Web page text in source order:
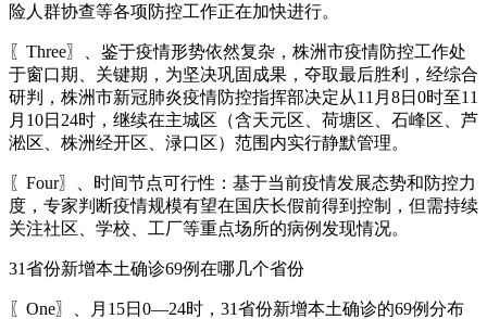
险人群协查等各项防控工作正在加快进行。
〖Three〗、鉴于疫情形势依然复杂，株洲市疫情防控工作处
于窗口期、关键期，为坚决巩固成果，夺取最后胜利，经综合
研判，株洲市新冠肺炎疫情防控指挥部决定从11月8日0时至11
月10日24时，继续在主城区（含天元区、荷塘区、石峰区、芦
淞区、株洲经开区、渌口区）范围内实行静默管理。
〖Four〗、时间节点可行性：基于当前疫情发展态势和防控力
度，专家判断疫情规模有望在国庆长假前得到控制，但需持续
关注社区、学校、工厂等重点场所的病例发现情况。
31省份新增本土确诊69例在哪几个省份
〖One〗、月15日0—24时，31省份新增本土确诊的69例分布